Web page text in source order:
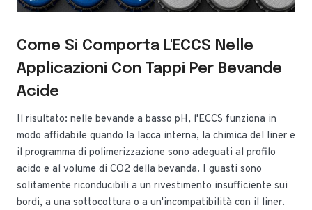
Come Si Comporta L'ECCS Nelle
Applicazioni Con Tappi Per Bevande
Acide
Il risultato: nelle bevande a basso pH, l'ECCS funziona in
modo affidabile quando la lacca interna, la chimica del liner e
il programma di polimerizzazione sono adeguati al profilo
acido e al volume di CO2 della bevanda. I guasti sono
solitamente riconducibili a un rivestimento insufficiente sui
bordi, a una sottocottura o a un'incompatibilità con il liner.